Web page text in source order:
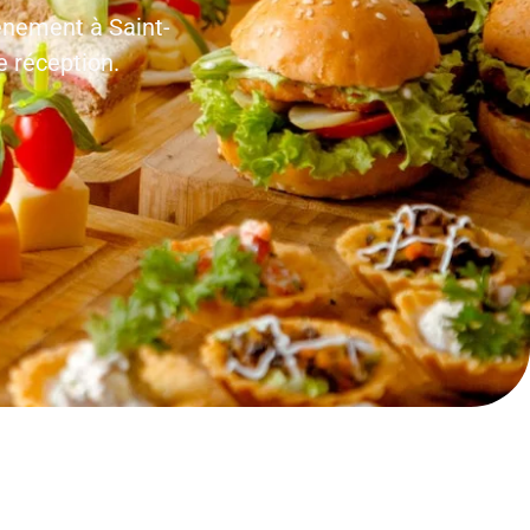
à Saint-
réception.